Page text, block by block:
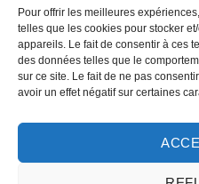
Pour offrir les meilleures
telles que les cookies pour stocker
appareils. Le fait de consentir à ces
des données telles que le
sur ce site. Le fait de ne pas
avoir un effet négatif sur certaines